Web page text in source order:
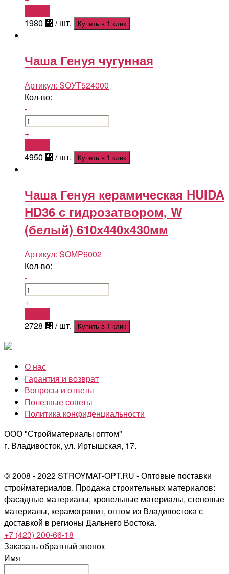
1980 ⃄ / шт. Купить в 1 клик
Чаша Генуя чугунная
Артикул: SOУТ524000
Кол-во:
-
+
4950 ⃄ / шт. Купить в 1 клик
Чаша Генуя керамическая HUIDA
HD36 с гидрозатвором, W
(белый) 610х440х430мм
Артикул: SOMP6002
Кол-во:
-
+
2728 ⃄ / шт. Купить в 1 клик
О нас
Гарантия и возврат
Вопросы и ответы
Полезные советы
Политика конфиденциальности
ООО "Стройматериалы оптом"
г. Владивосток, ул. Иртышская, 17.
© 2008 - 2022 STROYMAT-OPT.RU - Оптовые поставки
стройматериалов. Продажа строительных материалов:
фасадные материалы, кровельные материалы, стеновые
материалы, керамогранит, оптом из Владивостока с
доставкой в регионы Дальнего Востока.
+7 (423) 200-66-18
Заказать обратный звонок
Имя